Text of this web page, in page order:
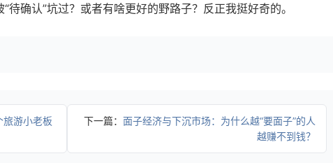
确认”坑过？或者有啥更好的野路子？反正我挺好奇的。
旅游小老板
下一篇： 面子经济与下沉市场：为什么越“要面子”的人
越赚不到钱？